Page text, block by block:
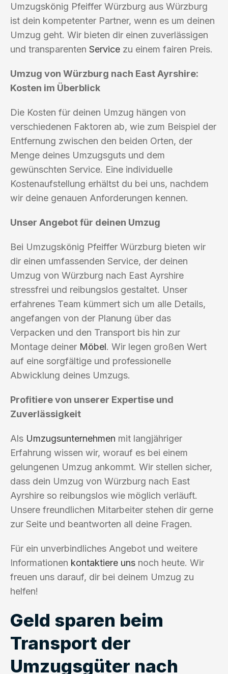
Umzugskönig Pfeiffer Würzburg aus Würzburg
ist dein kompetenter Partner, wenn es um deinen
Umzug geht. Wir bieten dir einen zuverlässigen
und transparenten Service zu einem fairen Preis.
Umzug von Würzburg nach East Ayrshire:
Kosten im Überblick
Die Kosten für deinen Umzug hängen von
verschiedenen Faktoren ab, wie zum Beispiel der
Entfernung zwischen den beiden Orten, der
Menge deines Umzugsguts und dem
gewünschten Service. Eine individuelle
Kostenaufstellung erhältst du bei uns, nachdem
wir deine genauen Anforderungen kennen.
Unser Angebot für deinen Umzug
Bei Umzugskönig Pfeiffer Würzburg bieten wir
dir einen umfassenden Service, der deinen
Umzug von Würzburg nach East Ayrshire
stressfrei und reibungslos gestaltet. Unser
erfahrenes Team kümmert sich um alle Details,
angefangen von der Planung über das
Verpacken und den Transport bis hin zur
Montage deiner Möbel. Wir legen großen Wert
auf eine sorgfältige und professionelle
Abwicklung deines Umzugs.
Profitiere von unserer Expertise und
Zuverlässigkeit
Als Umzugsunternehmen mit langjähriger
Erfahrung wissen wir, worauf es bei einem
gelungenen Umzug ankommt. Wir stellen sicher,
dass dein Umzug von Würzburg nach East
Ayrshire so reibungslos wie möglich verläuft.
Unsere freundlichen Mitarbeiter stehen dir gerne
zur Seite und beantworten all deine Fragen.
Für ein unverbindliches Angebot und weitere
Informationen kontaktiere uns noch heute. Wir
freuen uns darauf, dir bei deinem Umzug zu
helfen!
Geld sparen beim
Transport der
Umzugsgüter nach